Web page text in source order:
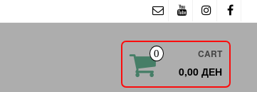
0 CART
0,00 ДЕН